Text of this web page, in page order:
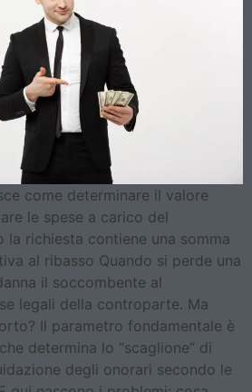
come determinare il valore
le spese a carico del
la richiesta contiene una somma
al ribasso Quando si perde una
il soccombente al
legali della controparte. Ma
Il parametro fondamentale è
determina lo “scaglione” di
degli onorari secondo le